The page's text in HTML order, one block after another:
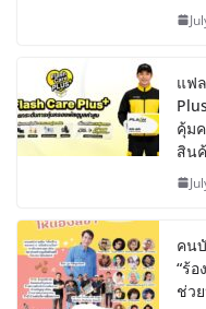
แฟ
คุ้ม
สิน
คน
“ร้
ช่ว